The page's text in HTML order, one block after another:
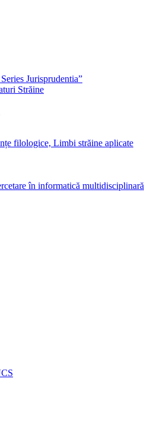
Jurisprudentia”
Străine
filologice, Limbi străine aplicate
în informatică multidisciplinară